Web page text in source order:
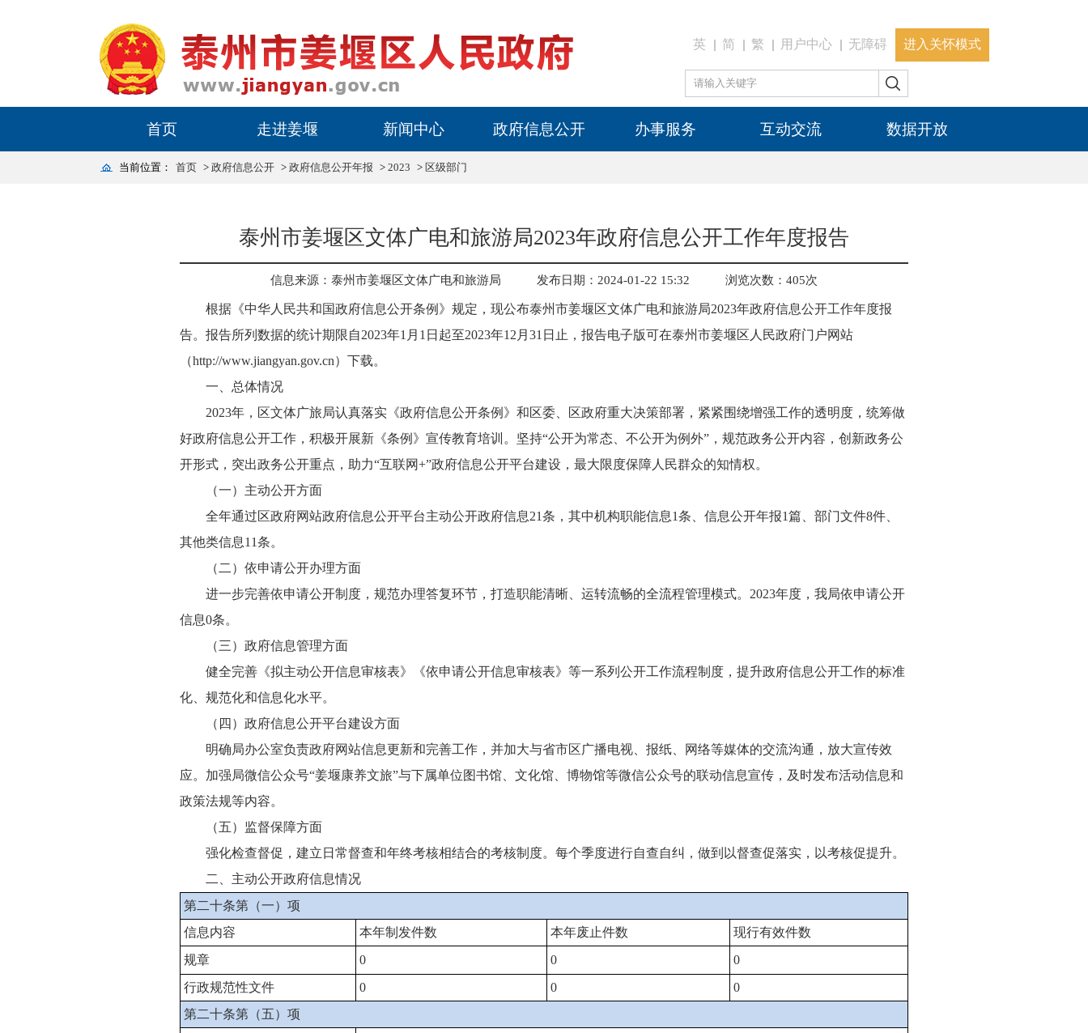
英 简 繁 用户中心 无障碍 进入关怀模式
首页 走进姜堰 新闻中心 政府信息公开 办事服务 互动交流 数据开放
当前位置： 首页 > 政府信息公开 > 政府信息公开年报 > 2023 > 区级部门
泰州市姜堰区文体广电和旅游局2023年政府信息公开工作年度报告
信息来源：泰州市姜堰区文体广电和旅游局 发布日期：2024-01-22 15:32 浏览次数： 405次
根据《中华人民共和国政府信息公开条例》规定，现公布泰州市姜堰区文体广电和旅游局2023年政府信息公开工作年度报
告。报告所列数据的统计期限自2023年1月1日起至2023年12月31日止，报告电子版可在泰州市姜堰区人民政府门户网站
（http://www.jiangyan.gov.cn）下载。
一、总体情况
2023年，区文体广旅局认真落实《政府信息公开条例》和区委、区政府重大决策部署，紧紧围绕增强工作的透明度，统筹做
好政府信息公开工作，积极开展新《条例》宣传教育培训。坚持“公开为常态、不公开为例外”，规范政务公开内容，创新政务公
开形式，突出政务公开重点，助力“互联网+”政府信息公开平台建设，最大限度保障人民群众的知情权。
（一）主动公开方面
全年通过区政府网站政府信息公开平台主动公开政府信息21条，其中机构职能信息1条、信息公开年报1篇、部门文件8件、
其他类信息11条。
（二）依申请公开办理方面
进一步完善依申请公开制度，规范办理答复环节，打造职能清晰、运转流畅的全流程管理模式。2023年度，我局依申请公开
信息0条。
（三）政府信息管理方面
健全完善《拟主动公开信息审核表》《依申请公开信息审核表》等一系列公开工作流程制度，提升政府信息公开工作的标准
化、规范化和信息化水平。
（四）政府信息公开平台建设方面
明确局办公室负责政府网站信息更新和完善工作，并加大与省市区广播电视、报纸、网络等媒体的交流沟通，放大宣传效
应。加强局微信公众号“姜堰康养文旅”与下属单位图书馆、文化馆、博物馆等微信公众号的联动信息宣传，及时发布活动信息和
政策法规等内容。
（五）监督保障方面
强化检查督促，建立日常督查和年终考核相结合的考核制度。每个季度进行自查自纠，做到以督查促落实，以考核促提升。
二、主动公开政府信息情况
第二十条第（一）项
信息内容
本年制发件数 本年废止件数
现行有效件数
规章
0 0
0
行政规范性文件
0 0
0
第二十条第（五）项